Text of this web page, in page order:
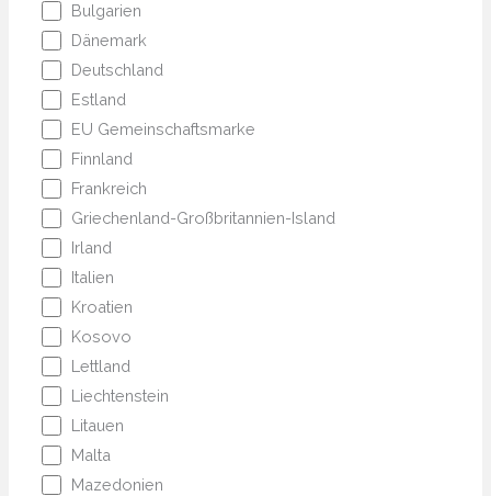
Bulgarien
Dänemark
Deutschland
Estland
EU Gemeinschaftsmarke
Finnland
Frankreich
Griechenland-Großbritannien-Island
Irland
Italien
Kroatien
Kosovo
Lettland
Liechtenstein
Litauen
Malta
Mazedonien